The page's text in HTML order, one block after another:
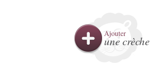
Ajouter
une crèche